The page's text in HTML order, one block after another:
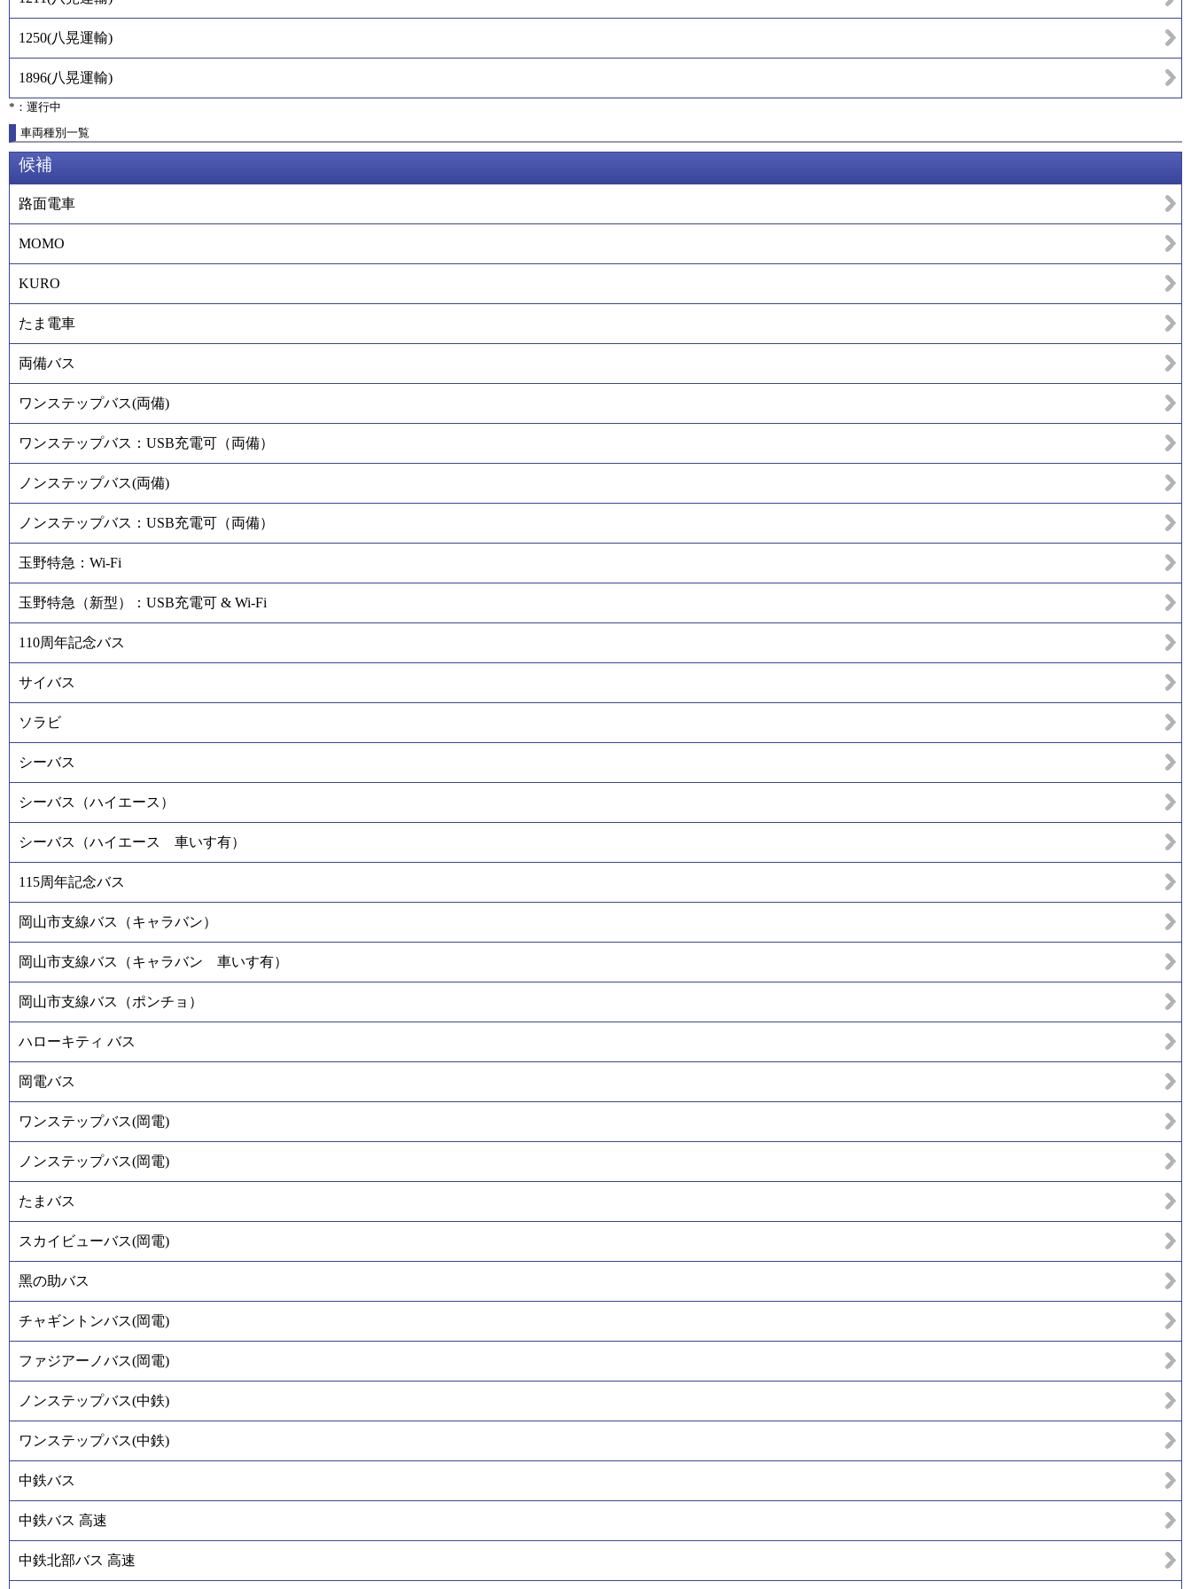
1250(八晃運輸)
1896(八晃運輸)
*：運行中
車両種別一覧
候補
路面電車
MOMO
KURO
たま電車
両備バス
ワンステップバス(両備)
ワンステップバス：USB充電可（両備）
ノンステップバス(両備)
ノンステップバス：USB充電可（両備）
玉野特急：Wi-Fi
玉野特急（新型）：USB充電可 & Wi-Fi
110周年記念バス
サイバス
ソラビ
シーバス
シーバス（ハイエース）
シーバス（ハイエース 車いす有）
115周年記念バス
岡山市支線バス（キャラバン）
岡山市支線バス（キャラバン 車いす有）
岡山市支線バス（ポンチョ）
ハローキティ バス
岡電バス
ワンステップバス(岡電)
ノンステップバス(岡電)
たまバス
スカイビューバス(岡電)
黑の助バス
チャギントンバス(岡電)
ファジアーノバス(岡電)
ノンステップバス(中鉄)
ワンステップバス(中鉄)
中鉄バス
中鉄バス 高速
中鉄北部バス 高速